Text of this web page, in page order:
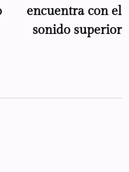
encuentra con el
sonido superior